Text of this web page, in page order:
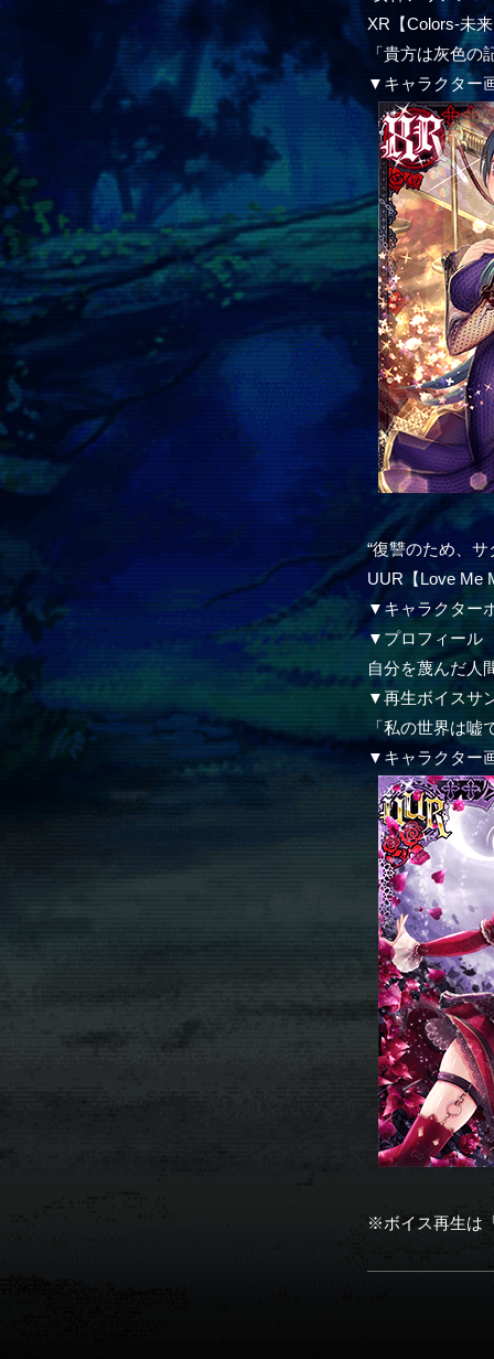
XR【Colors-未
「貴方は灰色
▼キャラクター
“復讐のため、
UUR【Love Me
▼キャラクター
▼プロフィール
自分を蔑んだ人
▼再生ボイスサ
「私の世界は
▼キャラクター
※ボイス再生は